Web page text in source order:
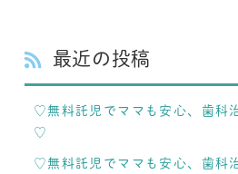
最近の投稿
♡無料託児でママも安心、歯科
♡
♡無料託児でママも安心、歯科